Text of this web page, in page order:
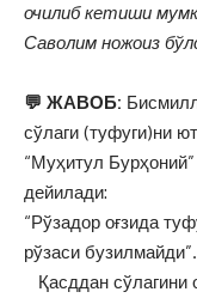
очилиб кетиши
Саволим ножоиз
💬 ЖАВОБ:
сўлаги (туфуги)ни
“Муҳитул
дейилади:
“Рўзадор оғзида
рўзаси бузилмайди”.
Қасддан сўлагини